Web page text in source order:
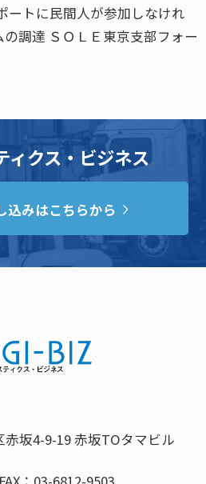
ートに民間人が参加しなけれ
調達 ＳＯＬＥ東京支部フォー
ィクス・ビジネス
込みはこちらから
赤坂4-9-19 赤坂TOタマビル